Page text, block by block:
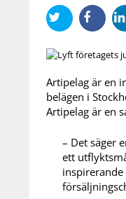
Artipelag är en
belägen i
Artipelag är en
– Det säger
ett